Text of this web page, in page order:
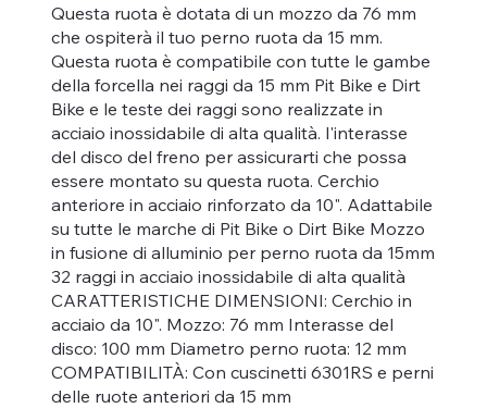
Questa ruota è dotata di un mozzo da 76 mm
che ospiterà il tuo perno ruota da 15 mm.
Questa ruota è compatibile con tutte le gambe
della forcella nei raggi da 15 mm Pit Bike e Dirt
Bike e le teste dei raggi sono realizzate in
acciaio inossidabile di alta qualità. l'interasse
del disco del freno per assicurarti che possa
essere montato su questa ruota. Cerchio
anteriore in acciaio rinforzato da 10". Adattabile
su tutte le marche di Pit Bike o Dirt Bike Mozzo
in fusione di alluminio per perno ruota da 15mm
32 raggi in acciaio inossidabile di alta qualità
CARATTERISTICHE DIMENSIONI: Cerchio in
acciaio da 10". Mozzo: 76 mm Interasse del
disco: 100 mm Diametro perno ruota: 12 mm
COMPATIBILITÀ: Con cuscinetti 6301RS e perni
delle ruote anteriori da 15 mm